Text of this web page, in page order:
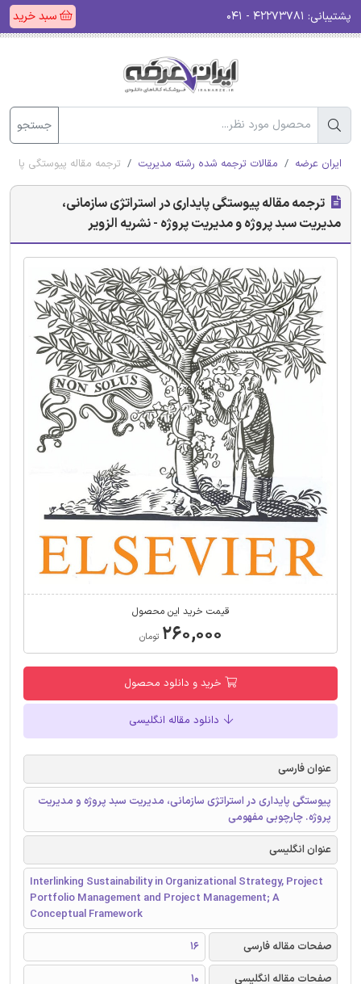
پشتیبانی: سبد خرید
جستجو
ایران عرضه مقالات ترجمه شده رشته مدیریت ترجمه مقاله پیوستگی
ترجمه مقاله پیوستگی پایداری در استراتژی سازمانی،
مدیریت سبد پروژه و مدیریت پروژه - نشریه الزویر
قیمت خرید این محصول
۲۶۰,۰۰۰ تومان
خرید و دانلود محصول
دانلود مقاله انگلیسی
عنوان فارسی
پیوستگی پایداری در استراتژی سازمانی، مدیریت سبد پروژه و مدیریت
پروژه. چارچوبی مفهومی
عنوان انگلیسی
Interlinking Sustainability in Organizational Strategy, Project
Portfolio Management and Project Management; A
Conceptual Framework
صفحات مقاله فارسی
16
صفحات مقاله انگلیسی
10